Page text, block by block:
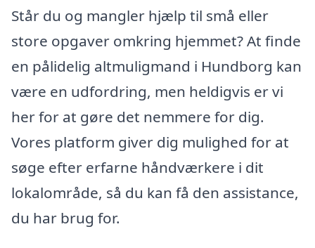
Står du og mangler hjælp til små eller
store opgaver omkring hjemmet? At finde
en pålidelig altmuligmand i Hundborg kan
være en udfordring, men heldigvis er vi
her for at gøre det nemmere for dig.
Vores platform giver dig mulighed for at
søge efter erfarne håndværkere i dit
lokalområde, så du kan få den assistance,
du har brug for.